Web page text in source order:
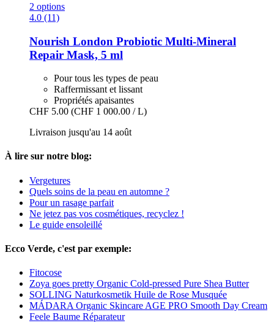
2 options
4.0 (11)
Nourish London Probiotic Multi-​Mineral
Repair Mask, 5 ml
Pour tous les types de peau
Raffermissant et lissant
Propriétés apaisantes
CHF 5.00 (CHF 1 000.00 / L)
Livraison jusqu'au 14 août
À lire sur notre blog:
Vergetures
Quels soins de la peau en automne ?
Pour un rasage parfait
Ne jetez pas vos cosmétiques, recyclez !
Le guide ensoleillé
Ecco Verde, c'est par exemple:
Fitocose
Zoya goes pretty Organic Cold-pressed Pure Shea Butter
SOLLING Naturkosmetik Huile de Rose Musquée
MÁDARA Organic Skincare AGE PRO Smooth Day Cream
Feele Baume Réparateur